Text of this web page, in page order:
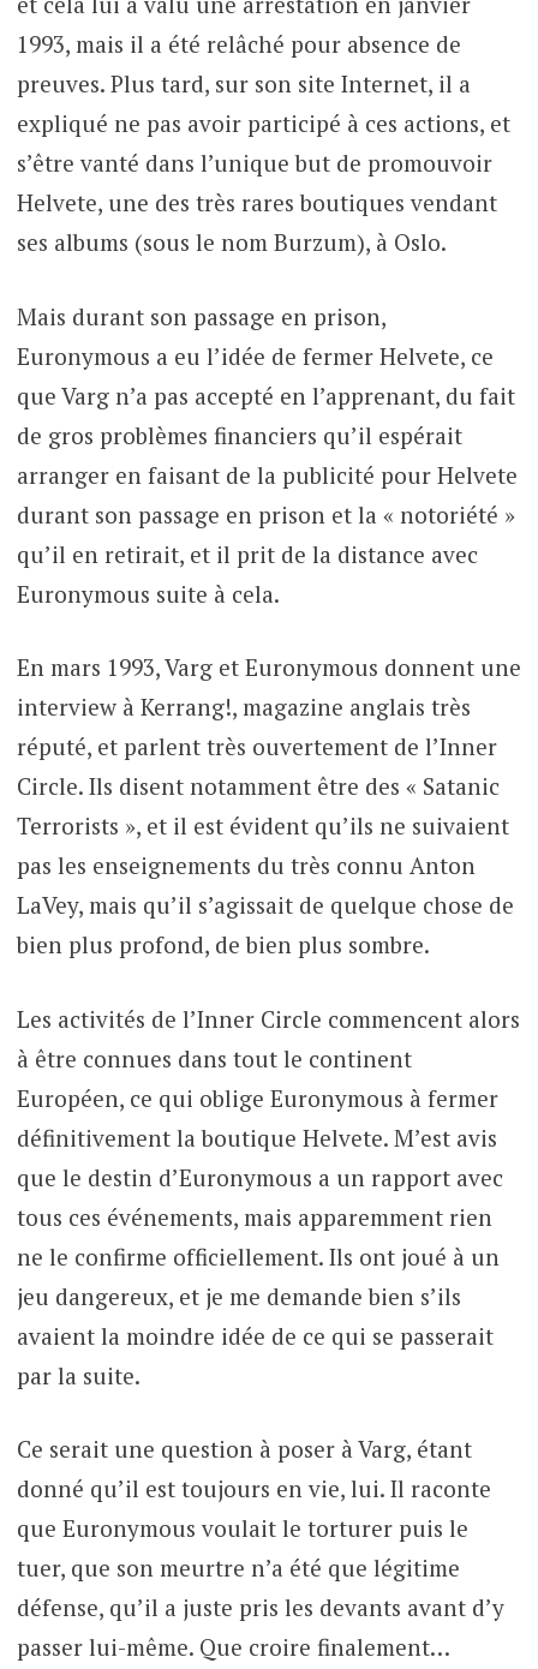
1993, mais il a été relâché pour absence de
preuves. Plus tard, sur son site Internet, il a
expliqué ne pas avoir participé à ces actions, et
s’être vanté dans l’unique but de promouvoir
Helvete, une des très rares boutiques vendant
ses albums (sous le nom Burzum), à Oslo.
Mais durant son passage en prison,
Euronymous a eu l’idée de fermer Helvete, ce
que Varg n’a pas accepté en l’apprenant, du fait
de gros problèmes financiers qu’il espérait
arranger en faisant de la publicité pour Helvete
durant son passage en prison et la « notoriété »
qu’il en retirait, et il prit de la distance avec
Euronymous suite à cela.
En mars 1993, Varg et Euronymous donnent une
interview à Kerrang!, magazine anglais très
réputé, et parlent très ouvertement de l’Inner
Circle. Ils disent notamment être des « Satanic
Terrorists », et il est évident qu’ils ne suivaient
pas les enseignements du très connu Anton
LaVey, mais qu’il s’agissait de quelque chose de
bien plus profond, de bien plus sombre.
Les activités de l’Inner Circle commencent alors
à être connues dans tout le continent
Européen, ce qui oblige Euronymous à fermer
définitivement la boutique Helvete. M’est avis
que le destin d’Euronymous a un rapport avec
tous ces événements, mais apparemment rien
ne le confirme officiellement. Ils ont joué à un
jeu dangereux, et je me demande bien s’ils
avaient la moindre idée de ce qui se passerait
par la suite.
Ce serait une question à poser à Varg, étant
donné qu’il est toujours en vie, lui. Il raconte
que Euronymous voulait le torturer puis le
tuer, que son meurtre n’a été que légitime
défense, qu’il a juste pris les devants avant d’y
passer lui-même. Que croire finalement…